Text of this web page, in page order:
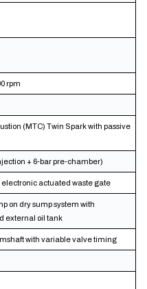
rpm
(MTC) Twin Spark with passive
+ 6-bar pre-chamber)
electronic actuated waste gate
on dry sump system with
external oil tank
with variable valve timing